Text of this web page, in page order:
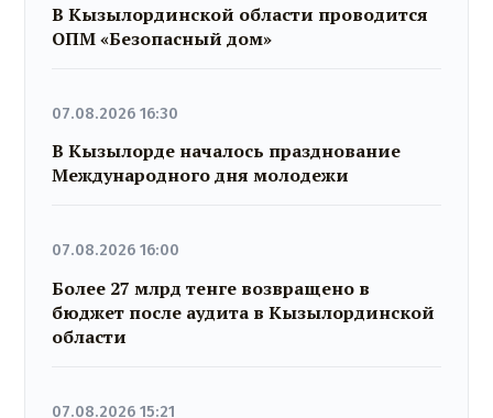
В Кызылординской области проводится
ОПМ «Безопасный дом»
07.08.2026 16:30
В Кызылорде началось празднование
Международного дня молодежи
07.08.2026 16:00
Более 27 млрд тенге возвращено в
бюджет после аудита в Кызылординской
области
07.08.2026 15:21